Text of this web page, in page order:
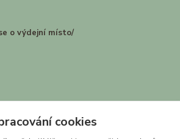
o výdejní místo/
cookies